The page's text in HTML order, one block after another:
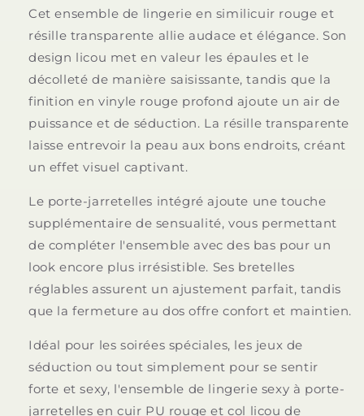
Cet ensemble de lingerie en similicuir rouge et
résille transparente allie audace et élégance. Son
design licou met en valeur les épaules et le
décolleté de manière saisissante, tandis que la
finition en vinyle rouge profond ajoute un air de
puissance et de séduction. La résille transparente
laisse entrevoir la peau aux bons endroits, créant
un effet visuel captivant.
Le porte-jarretelles intégré ajoute une touche
supplémentaire de sensualité, vous permettant
de compléter l'ensemble avec des bas pour un
look encore plus irrésistible. Ses bretelles
réglables assurent un ajustement parfait, tandis
que la fermeture au dos offre confort et maintien.
Idéal pour les soirées spéciales, les jeux de
séduction ou tout simplement pour se sentir
forte et sexy, l'ensemble de lingerie sexy à porte-
jarretelles en cuir PU rouge et col licou de